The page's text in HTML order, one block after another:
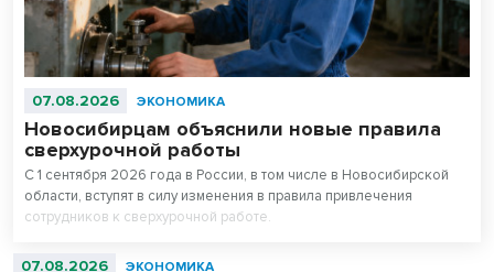
07.08.2026 ЭКОНОМИКА
Новосибирцам объяснили новые правила
сверхурочной работы
С 1 сентября 2026 года в России, в том числе в Новосибирской
области, вступят в силу изменения в правила привлечения
сотрудников к сверхурочной работе.
07.08.2026 ЭКОНОМИКА